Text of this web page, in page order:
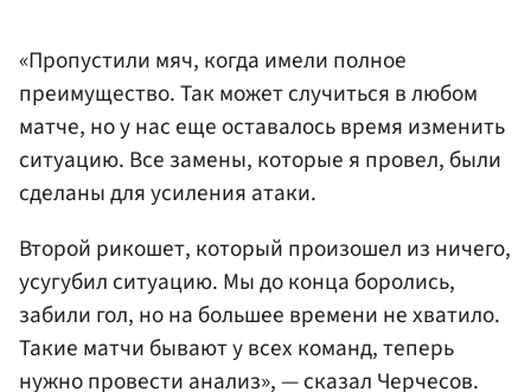
«Пропустили мяч, когда имели полное
преимущество. Так может случиться в любом
матче, но у нас еще оставалось время изменить
ситуацию. Все замены, которые я провел, были
сделаны для усиления атаки.
Второй рикошет, который произошел из ничего,
усугубил ситуацию. Мы до конца боролись,
забили гол, но на большее времени не хватило.
Такие матчи бывают у всех команд, теперь
нужно провести анализ», — сказал Черчесов.